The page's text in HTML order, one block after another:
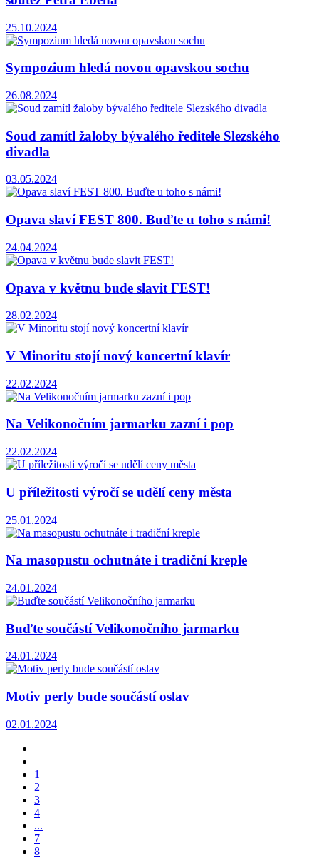
25.10.2024
Sympozium hledá novou opavskou sochu
26.08.2024
Soud zamítl žaloby bývalého ředitele Slezského
divadla
03.05.2024
Opava slaví FEST 800. Buďte u toho s námi!
24.04.2024
Opava v květnu bude slavit FEST!
28.02.2024
V Minoritu stojí nový koncertní klavír
22.02.2024
Na Velikonočním jarmarku zazní i pop
22.02.2024
U příležitosti výročí se udělí ceny města
25.01.2024
Na masopustu ochutnáte i tradiční kreple
24.01.2024
Buďte součástí Velikonočního jarmarku
24.01.2024
Motiv perly bude součástí oslav
02.01.2024
1
2
3
4
...
7
8